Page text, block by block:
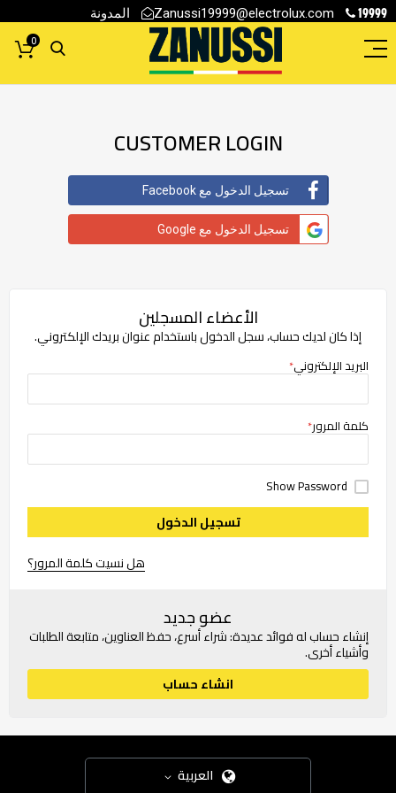
19999
Zanussi19999@electrolux.com المدونة
0
CUSTOMER LOGIN
تسجيل الدخول مع Facebook
تسجيل الدخول مع Google
الأعضاء المسجلين
إذا كان لديك حساب، سجل الدخول باستخدام عنوان بريدك الإلكتروني.
البريد الإلكتروني
كلمة المرور
Show Password
تسجيل الدخول
هل نسيت كلمة المرور؟
عضو جديد
إنشاء حساب له فوائد عديدة: شراء أسرع، حفظ العناوين، متابعة الطلبات
وأشياء أخرى.
انشاء حساب
العربية